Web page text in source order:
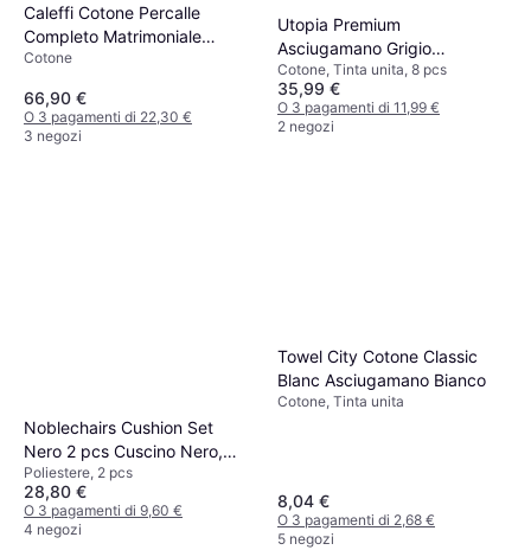
Caleffi Cotone Percalle
Completo Matrimoniale
Azzurro Percalle Lenzuolo
Cotone
66,90 €
O 3 pagamenti di 22,30 €
3 negozi
Utopia Premium
Asciugamano Grigio
(137x69cm)
Cotone, Tinta unita, 8 pcs
35,99 €
O 3 pagamenti di 11,99 €
2 negozi
Noblechairs Cushion Set
Nero 2 pcs Cuscino Nero,
Bianco
Poliestere, 2 pcs
28,80 €
O 3 pagamenti di 9,60 €
4 negozi
Towel City Cotone Classic
Blanc Asciugamano Bianco
Cotone, Tinta unita
8,04 €
O 3 pagamenti di 2,68 €
5 negozi